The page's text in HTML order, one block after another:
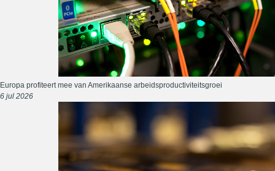
Europa profiteert mee van Amerikaanse arbeidsproductiviteitsgroei
6 jul 2026